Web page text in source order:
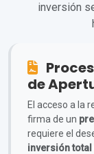
inversión
de
El acceso a la
firma de un
requiere el
inversión total